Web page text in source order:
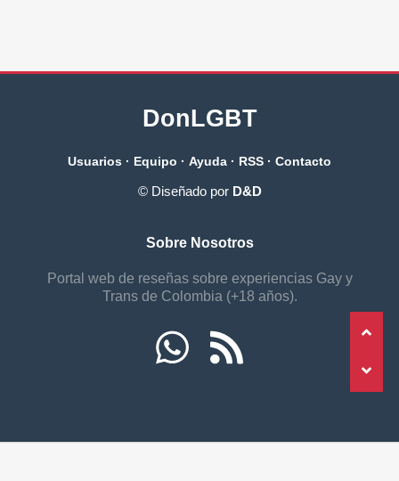
DonLGBT
Usuarios · Equipo · Ayuda · RSS · Contacto
© Diseñado por D&D
Sobre Nosotros
Portal web de reseñas sobre experiencias Gay y
Trans de Colombia (+18 años).